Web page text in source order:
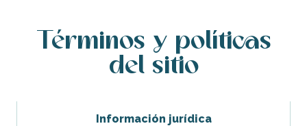
Términos y políticas
del sitio
Información jurídica